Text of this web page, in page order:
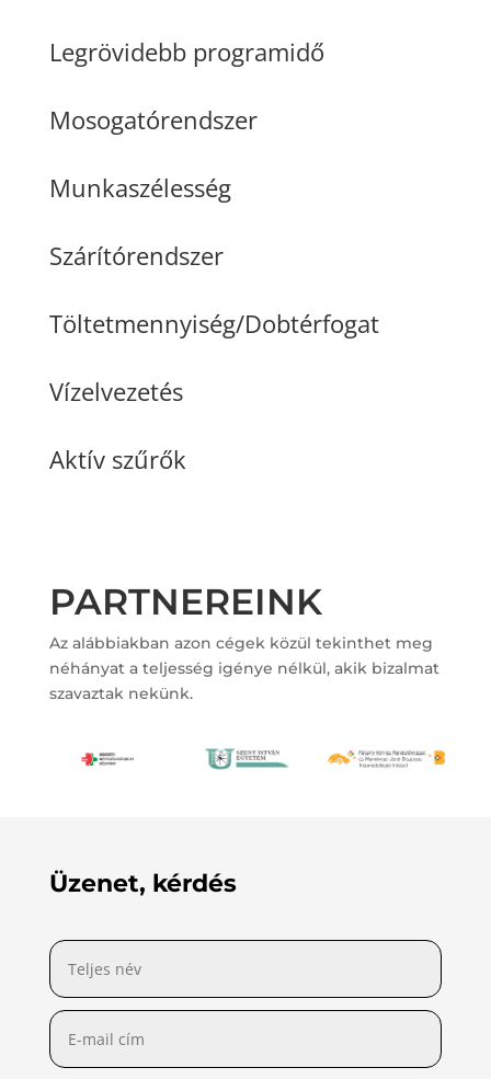
Legrövidebb programidő
Mosogatórendszer
Munkaszélesség
Szárítórendszer
Töltetmennyiség/Dobtérfogat
Vízelvezetés
Aktív szűrők
PARTNEREINK
Az alábbiakban azon cégek közül tekinthet meg
néhányat a teljesség igénye nélkül, akik bizalmat
szavaztak nekünk.
Üzenet, kérdés